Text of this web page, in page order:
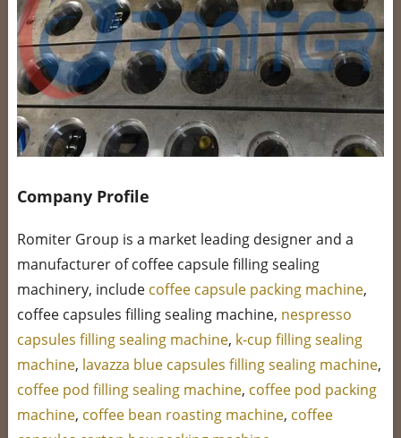
Company Profile
Romiter Group is a market leading designer and a
manufacturer of coffee capsule filling sealing
machinery, include coffee capsule packing machine,
coffee capsules filling sealing machine, nespresso
capsules filling sealing machine, k-cup filling sealing
machine, lavazza blue capsules filling sealing machine,
coffee pod filling sealing machine, coffee pod packing
machine, coffee bean roasting machine, coffee